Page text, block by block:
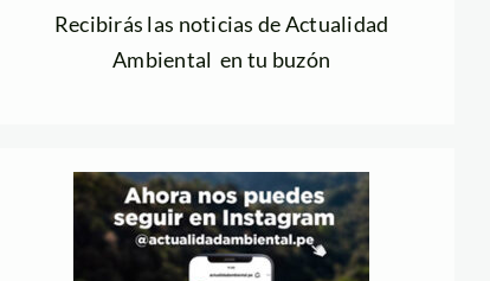
Recibirás las noticias de Actualidad
Ambiental en tu buzón